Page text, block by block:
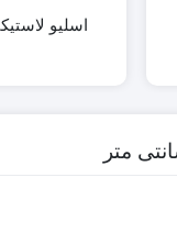
اسلیو